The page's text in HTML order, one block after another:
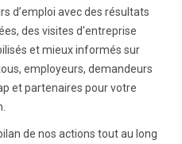
d’emploi avec des résultats
des visites d'entreprise
et mieux informés sur
employeurs, demandeurs
et partenaires pour votre
de nos actions tout au long